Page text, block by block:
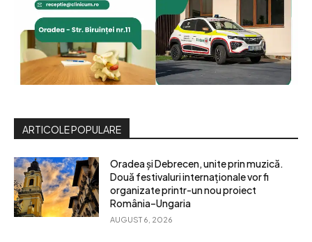
ARTICOLE POPULARE
Oradea și Debrecen, unite prin muzică.
Două festivaluri internaționale vor fi
organizate printr-un nou proiect
România–Ungaria
AUGUST 6, 2026